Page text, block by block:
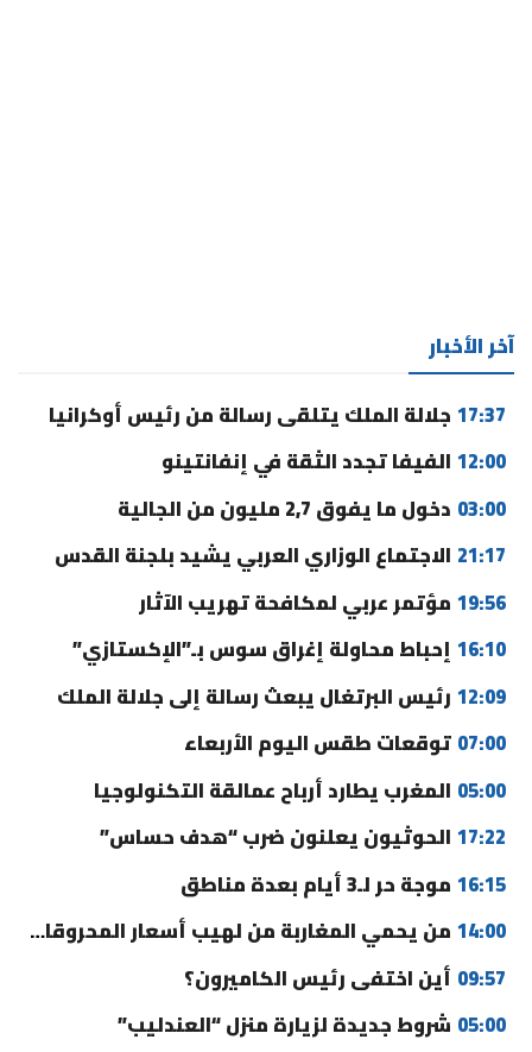
آخر الأخبار
17:37 جلالة الملك يتلقى رسالة من رئيس أوكرانيا
12:00 الفيفا تجدد الثقة في إنفانتينو
03:00 دخول ما يفوق 2,7 مليون من الجالية
21:17 الاجتماع الوزاري العربي يشيد بلجنة القدس
19:56 مؤتمر عربي لمكافحة تهريب الآثار
16:10 إحباط محاولة إغراق سوس بـ”الإكستازي”
12:09 رئيس البرتغال يبعث رسالة إلى جلالة الملك
07:00 توقعات طقس اليوم الأربعاء
05:00 المغرب يطارد أرباح عمالقة التكنولوجيا
17:22 الحوثيون يعلنون ضرب “هدف حساس”
16:15 موجة حر لـ3 أيام بعدة مناطق
14:00 من يحمي المغاربة من لهيب أسعار المحروقات؟
09:57 أين اختفى رئيس الكاميرون؟
05:00 شروط جديدة لزيارة منزل “العندليب”